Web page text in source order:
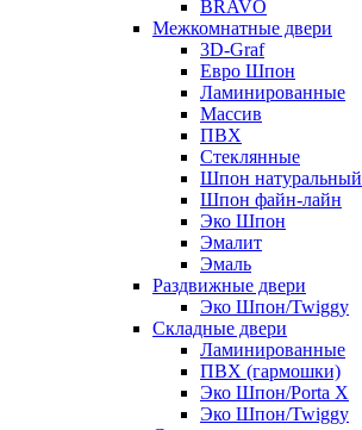
BRAVO
Межкомнатные двери
3D-Graf
Евро Шпон
Ламинированные
Массив
ПВХ
Стеклянные
Шпон натуральный
Шпон файн-лайн
Эко Шпон
Эмалит
Эмаль
Раздвижные двери
Эко Шпон/Twiggy
Складные двери
Ламинированные
ПВХ (гармошки)
Эко Шпон/Porta X
Эко Шпон/Twiggy